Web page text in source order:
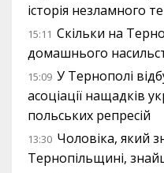
історія незламного
15:11 Скільки на
домашнього
15:09 У Тернополі
асоціації нащадків
польських репресій
13:30 Чоловіка, який
Тернопільщині,